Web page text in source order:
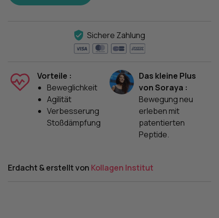
Sichere Zahlung
Vorteile :
Beweglichkeit
Agilität
Verbesserung
Stoßdämpfung
Das kleine Plus
von Soraya :
Bewegung neu
erleben mit
patentierten
Peptide.
Erdacht & erstellt von Kollagen Institut